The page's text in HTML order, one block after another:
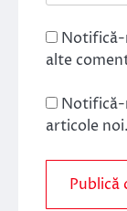
Notifică-
alte
Notifică-
articole noi.